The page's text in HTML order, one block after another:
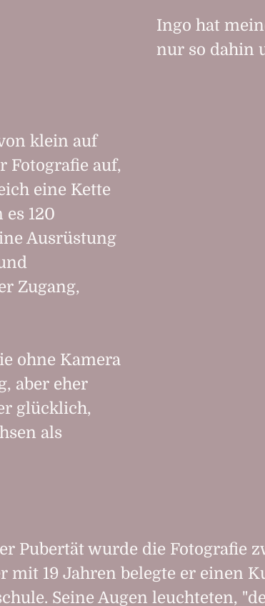
Ingo hat
nur so dahin
klein auf
Fotografie auf,
eine Kette
120
Ausrüstung
Zugang,
ohne Kamera
aber eher
glücklich,
als
Pubertät wurde die Fotografie
mit 19 Jahren belegte er einen
Seine Augen leuchteten,